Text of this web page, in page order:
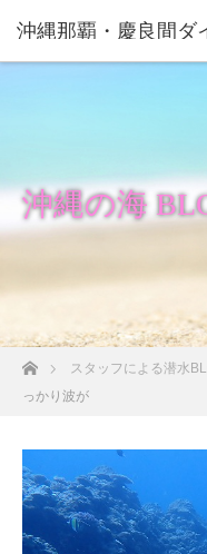
沖縄那覇・慶良間
沖縄の海
ホームスタッフによる潜水
っかり波が